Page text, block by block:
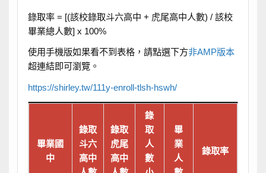
錄取率 = [(該校錄取斗六高中 + 虎尾高中人數) / 該校
畢業總人數] x 100%
使用手機版如果看不到表格，請點選下方非AMP版本
超連結即可瀏覽。
https://shirley.tw/111y-enroll-tlsh-hswh/
畢業國
中
錄取
斗六
高中
錄取
虎尾
高中
錄
取
人
數
畢
業
人
錄取率